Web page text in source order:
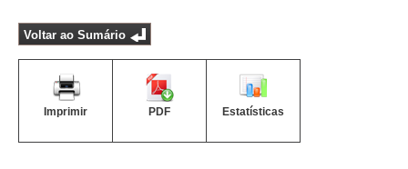
Voltar ao Sumário
Imprimir PDF Estatísticas